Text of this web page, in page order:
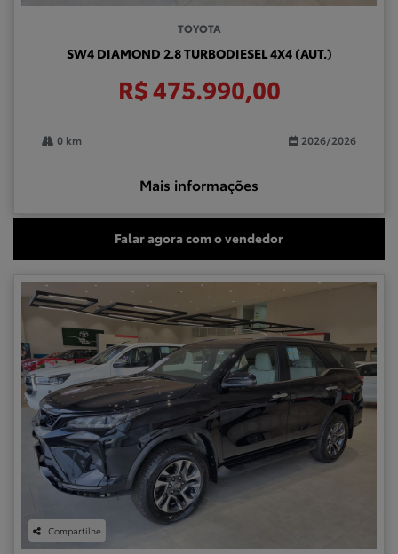
TOYOTA
SW4 DIAMOND 2.8 TURBODIESEL 4X4 (AUT.)
R$ 475.990,00
0 km 2026/2026
Mais informações
Falar agora com o vendedor
Compartilhe